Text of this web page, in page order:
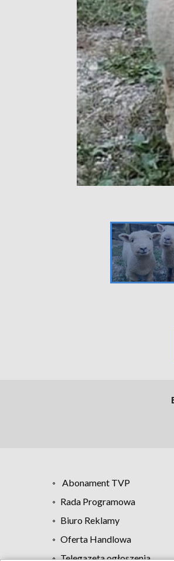
Abonament TVP
Rada Programowa
Biuro Reklamy
Oferta Handlowa
Telegazeta ogłoszenia